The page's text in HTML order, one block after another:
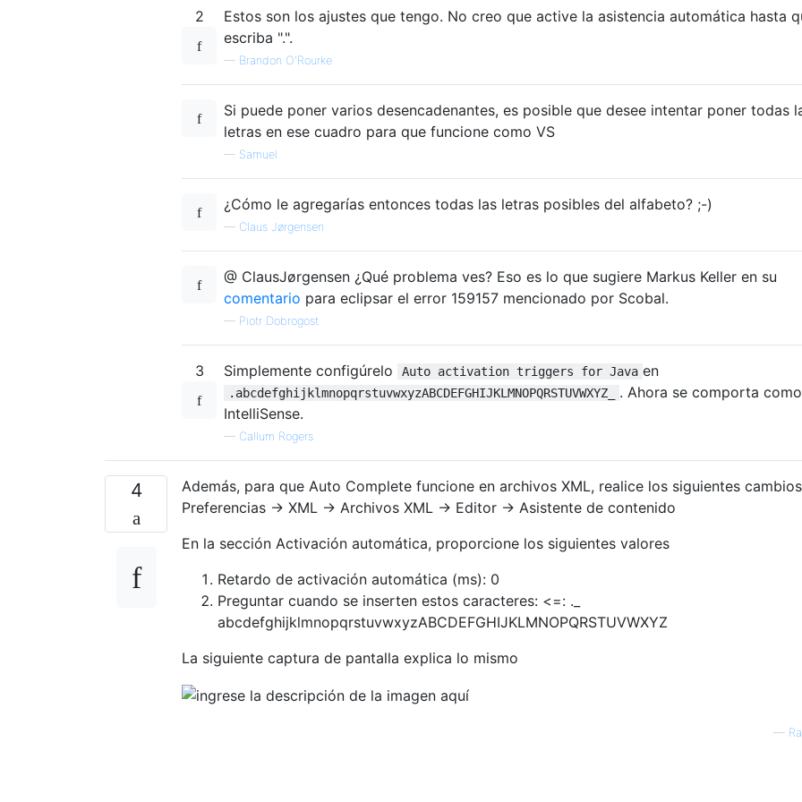
2
Estos son los ajustes que tengo. No creo que active la asistencia automática hasta
escriba ".".
— Brandon O'Rourke
Si puede poner varios desencadenantes, es posible que desee intentar poner todas
letras en ese cuadro para que funcione como VS
— Samuel
¿Cómo le agregarías entonces todas las letras posibles del alfabeto? ;-)
— Claus Jørgensen
@ ClausJørgensen ¿Qué problema ves? Eso es lo que sugiere Markus Keller en su
comentario para eclipsar el error 159157 mencionado por Scobal.
— Piotr Dobrogost
3 Simplemente configúrelo Auto activation triggers for Java en
.abcdefghijklmnopqrstuvwxyzABCDEFGHIJKLMNOPQRSTUVWXYZ_
. Ahora se comporta como
IntelliSense.
— Callum Rogers
4
Además, para que Auto Complete funcione en archivos XML, realice los siguientes
Preferencias -> XML -> Archivos XML -> Editor -> Asistente de contenido
En la sección Activación automática, proporcione los siguientes valores
Retardo de activación automática (ms): 0
Preguntar cuando se inserten estos caracteres: <=: ._
abcdefghijklmnopqrstuvwxyzABCDEFGHIJKLMNOPQRSTUVWXYZ
La siguiente captura de pantalla explica lo mismo
—